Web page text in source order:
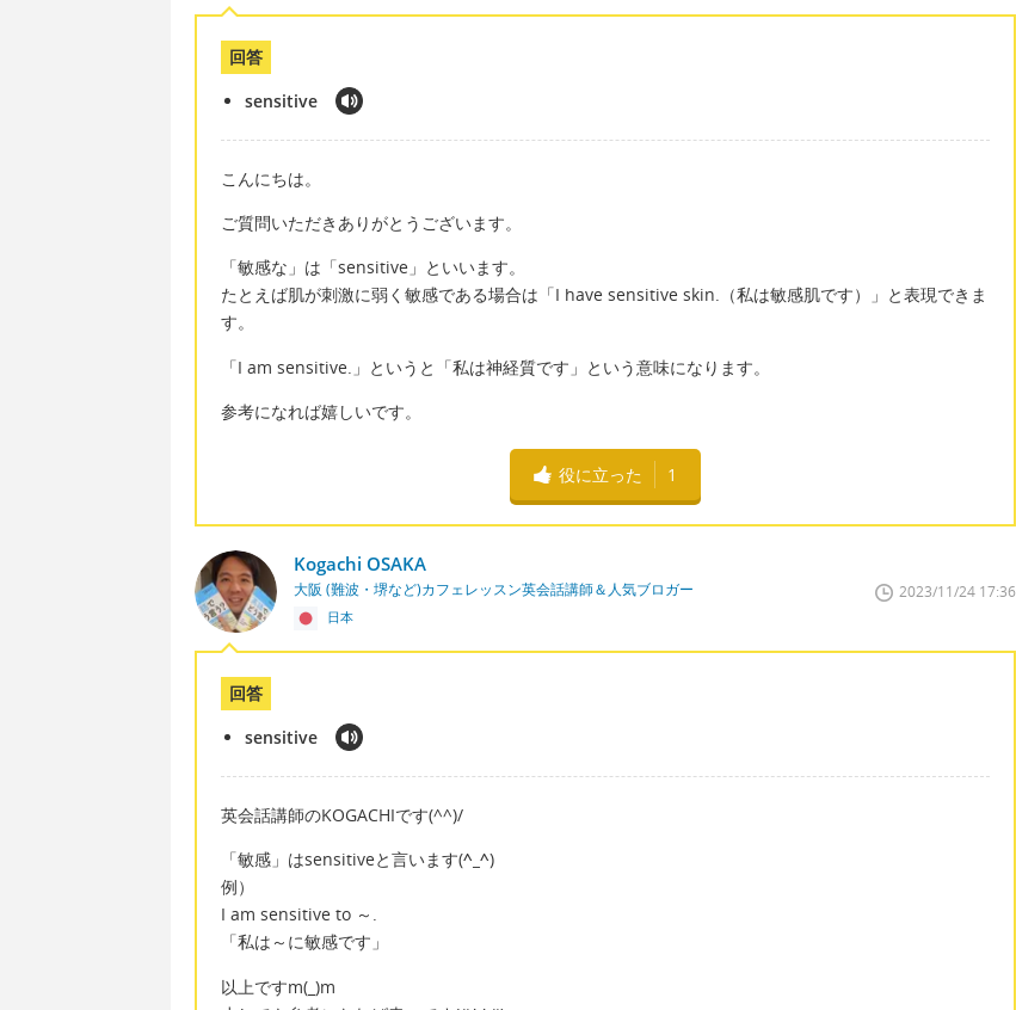
回答
sensitive
こんにちは。
ご質問いただきありがとうございます。
「敏感な」は「sensitive」といいます。
たとえば肌が刺激に弱く敏感である場合は「I have sensitive skin.（私は敏感肌です）」と表現できま
す。
「I am sensitive.」というと「私は神経質です」という意味になります。
参考になれば嬉しいです。
役に立った 1
Kogachi OSAKA
大阪 (難波・堺など)カフェレッスン英会話講師＆人気ブロガー
日本
2023/11/24 17:36
回答
sensitive
英会話講師のKOGACHIです(^^)/
「敏感」はsensitiveと言います(^_^)
例）
I am sensitive to ～.
「私は～に敏感です」
以上ですm(_)m